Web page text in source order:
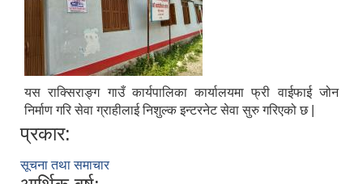
यस राक्सिराङ्ग गाउँ कार्यपालिका कार्यालयमा फ्री वाईफाई जोन
निर्माण गरि सेवा ग्राहीलाई निशुल्क इन्टरनेट सेवा सुरु गरिएको छ |
प्रकार:
सूचना तथा समाचार